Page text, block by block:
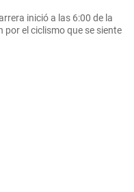
inició a las 6:00 de la
por el ciclismo que se siente